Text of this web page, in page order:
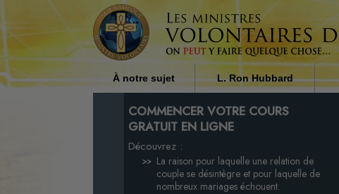
À notre sujet
Qui sont les ministres
volontaires ?
Pourquoi apportons-nous notre
L. Ron Hubbard
L’influence de la religion dans
la société par L. Ron Hubbard
COMMENCER VOTRE COURS
GRATUIT EN LIGNE
Découvrez :
La raison pour laquelle une relation de
couple se désintègre et pour laquelle de
nombreux mariages échouent.